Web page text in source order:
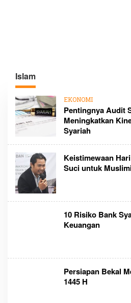
Islam
EKONOMI
Pentingnya Audit
Meningkatkan
Syariah
Keistimewaan
Suci untuk
10 Risiko Bank
Keuangan
Persiapan Bekal
1445 H